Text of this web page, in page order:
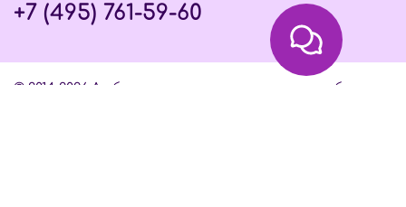
+7 (495) 761-59-60
© 2014-2026 Любое использование контента без